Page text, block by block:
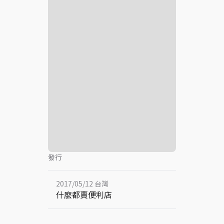
發行
2017/05/12 台灣
什麼都賣便利店